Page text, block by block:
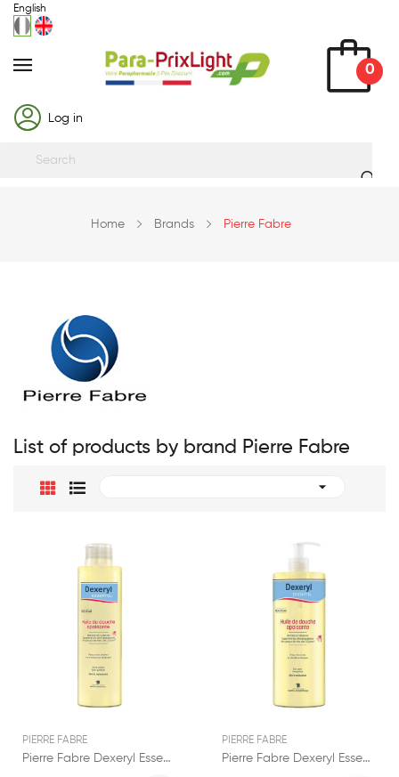
English
0
Log in
Home Brands Pierre Fabre
List of products by brand Pierre Fabre

PIERRE FABRE
Pierre Fabre Dexeryl Essentiel Huile de Douche...
PIERRE FABRE
Pierre Fabre Dexeryl Essentiel Huile de Douche...